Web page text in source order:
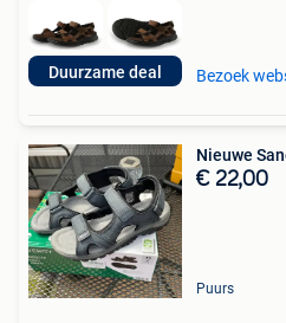
Duurzame deal Bezoek
Nieuwe
€ 22,00
Puurs